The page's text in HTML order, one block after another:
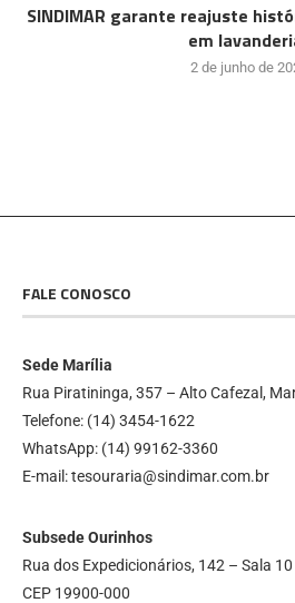
SINDIMAR garante reajuste
em
2 de junho de
FALE CONOSCO
Sede Marília
Rua Piratininga, 357 – Alto Cafezal,
Telefone: (14) 3454-1622
WhatsApp: (14) 99162-3360
E-mail: tesouraria@sindimar.com.br
Subsede Ourinhos
Rua dos Expedicionários, 142 – Sala
CEP 19900-000